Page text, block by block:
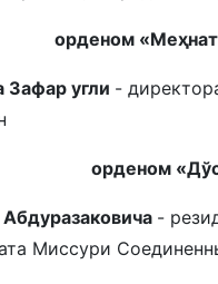
орденом
угли -
орденом
-
Миссури